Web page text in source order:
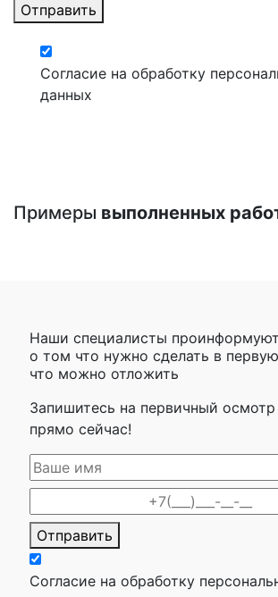
Отправить
Согласие на обработку
данных
Примеры выполненных
Наши специалисты проинформуют
о том что нужно сделать в
что можно отложить
Запишитесь на первичный
прямо сейчас!
Отправить
Согласие на обработку